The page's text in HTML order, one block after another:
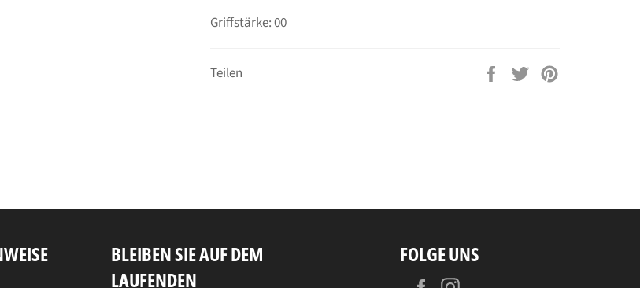
Griffstärke: 00
Teilen
Auf
Auf
BLEIBEN SIE AUF DEM
LAUFENDEN
FOLGE UNS